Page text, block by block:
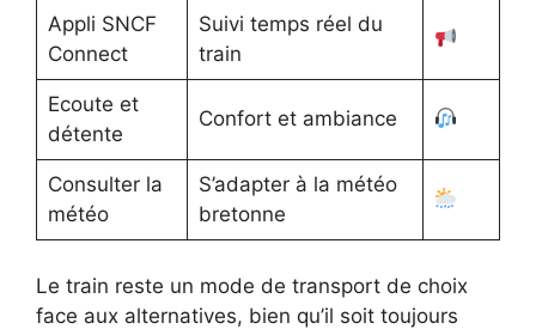
Appli SNCF
Connect
Suivi temps réel du
train
Ecoute et
détente
Confort et ambiance
Consulter la
météo
S’adapter à la météo
bretonne
Le train reste un mode de transport de choix
face aux alternatives, bien qu’il soit toujours